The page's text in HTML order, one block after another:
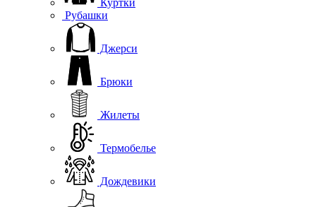
Рубашки
Джерси
Брюки
Жилеты
Термобелье
Дождевики